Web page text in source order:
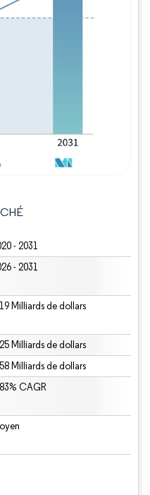
- 2031
- 2031
Milliards de dollars
Milliards de dollars
Milliards de dollars
CAGR
nécessite une attribution sous CC